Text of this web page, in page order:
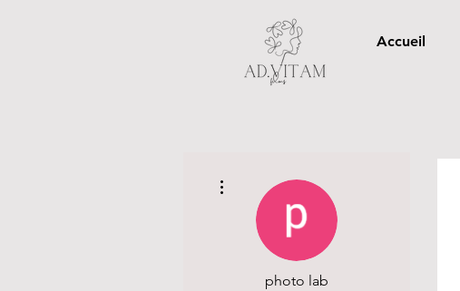
Accueil
photo lab